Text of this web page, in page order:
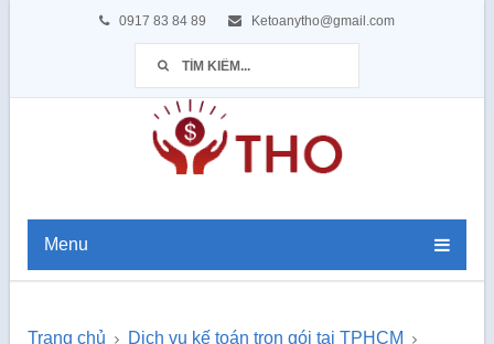
0917 83 84 89 Ketoanytho@gmail.com
Menu
Trang chủ
Dịch vụ kế toán trọn gói tại TPHCM